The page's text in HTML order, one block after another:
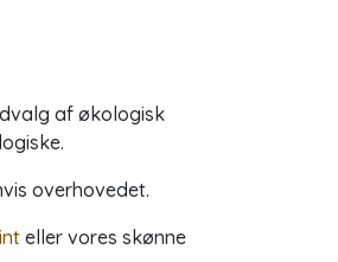
af økologisk
overhovedet.
eller vores skønne